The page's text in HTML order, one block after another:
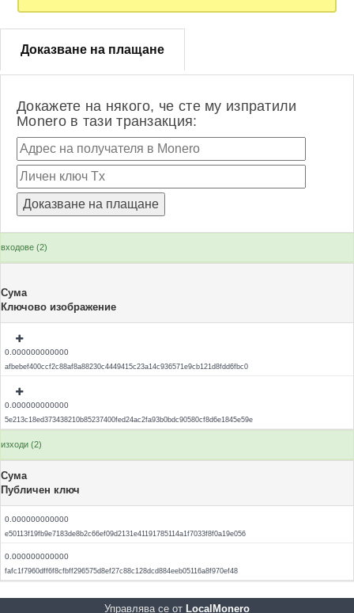
Доказване на плащане
Докажете на някого, че сте му изпратили
Monero в тази транзакция:
входове (2)
Сума
Ключово изображение
0.000000000000
afbebef400ccf2c88af8a88230c4449415c23a14c936571e9cb121d8fdd6fbc0
0.000000000000
5e213c18ed373438210b85237400fed24ac2fa93b0bdc90580cf8d6e1845e59e
изходи (2)
Сума
Публичен ключ
0.000000000000
e50113f19fb9e7183de8b2c66ef09d2131e41191785114a1f7033f8f0a19e056
0.000000000000
fafc1f7960dff6f8cfbff296575d8ef27c88c128dcd884eeb05116a8f970ef48
Управлява се от LocalMonero